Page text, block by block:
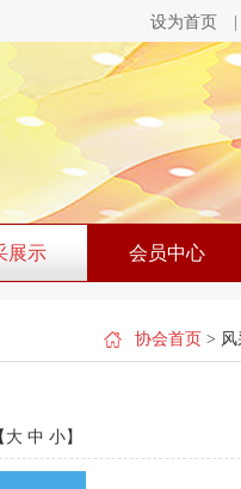
设为首页
展示 会员中心
协会首页 > 风
大 中 小】